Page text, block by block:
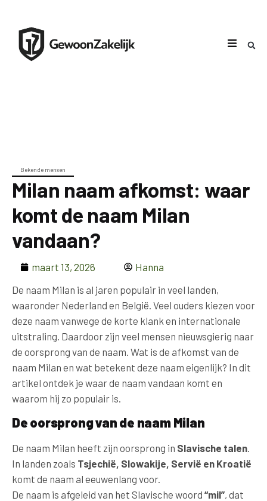
Bekende mensen
Milan naam afkomst: waar
komt de naam Milan
vandaan?
maart 13, 2026
Hanna
De naam Milan is al jaren populair in veel landen,
waaronder Nederland en België. Veel ouders kiezen voor
deze naam vanwege de korte klank en internationale
uitstraling. Daardoor zijn veel mensen nieuwsgierig naar
de oorsprong van de naam. Wat is de afkomst van de
naam Milan en wat betekent deze naam eigenlijk? In dit
artikel ontdek je waar de naam vandaan komt en
waarom hij zo populair is.
De oorsprong van de naam Milan
De naam Milan heeft zijn oorsprong in Slavische talen
In landen zoals Tsjechië, Slowakije, Servië en Kroatië
komt de naam al eeuwenlang voor.
De naam is afgeleid van het Slavische woord “mil”, dat